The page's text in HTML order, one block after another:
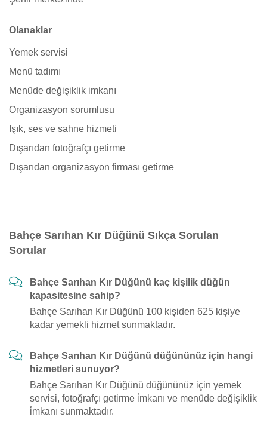
Olanaklar
Yemek servisi
Menü tadımı
Menüde değişiklik imkanı
Organizasyon sorumlusu
Işık, ses ve sahne hizmeti
Dışarıdan fotoğrafçı getirme
Dışarıdan organizasyon firması getirme
Bahçe Sarıhan Kır Düğünü Sıkça Sorulan
Sorular
Bahçe Sarıhan Kır Düğünü kaç kişilik düğün
kapasitesine sahip?
Bahçe Sarıhan Kır Düğünü 100 kişiden 625 kişiye
kadar yemekli hizmet sunmaktadır.
Bahçe Sarıhan Kır Düğünü düğününüz için hangi
hizmetleri sunuyor?
Bahçe Sarıhan Kır Düğünü düğününüz için yemek
servisi, fotoğrafçı getirme i̇mkanı ve menüde değişiklik
i̇mkanı sunmaktadır.